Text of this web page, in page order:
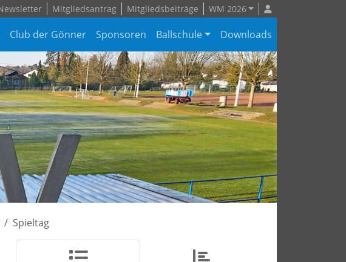
Mitgliedsantrag Mitgliedsbeiträge WM 2026
Club der Gönner Sponsoren Ballschule Downloads
Spieltag